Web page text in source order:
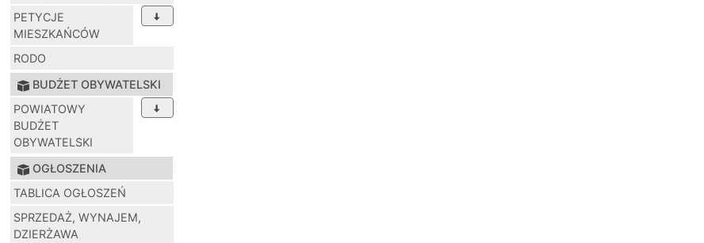
PETYCJE
MIESZKAŃCÓW
RODO
BUDŻET OBYWATELSKI
POWIATOWY
BUDŻET
OBYWATELSKI
OGŁOSZENIA
TABLICA OGŁOSZEŃ
SPRZEDAŻ, WYNAJEM,
DZIERŻAWA